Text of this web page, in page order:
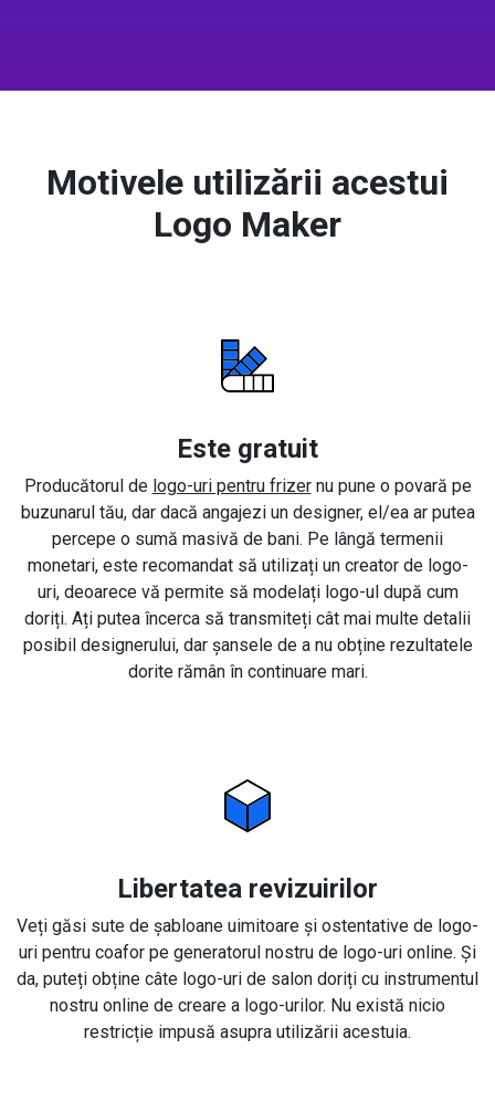
Motivele utilizării acestui
Logo Maker
Este gratuit
Producătorul de logo-uri pentru frizernu pune o povară pe
buzunarul tău, dar dacă angajezi un designer, el/ea ar putea
percepe o sumă masivă de bani. Pe lângă termenii
monetari, este recomandat să utilizați un creator de logo-
uri, deoarece vă permite să modelați logo-ul după cum
doriți. Ați putea încerca să transmiteți cât mai multe detalii
posibil designerului, dar șansele de a nu obține rezultatele
dorite rămân în continuare mari.
Libertatea revizuirilor
Veți găsi sute de șabloane uimitoare și ostentative de logo-
uri pentru coafor pe generatorul nostru de logo-uri online. Și
da, puteți obține câte logo-uri de salon doriți cu instrumentul
nostru online de creare a logo-urilor. Nu există nicio
restricție impusă asupra utilizării acestuia.